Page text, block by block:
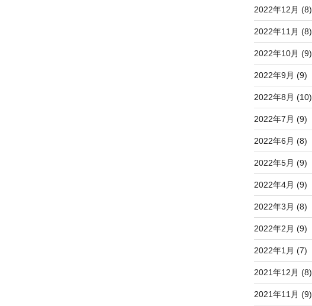
2022年12月 (8)
2022年11月 (8)
2022年10月 (9)
2022年9月 (9)
2022年8月 (10)
2022年7月 (9)
2022年6月 (8)
2022年5月 (9)
2022年4月 (9)
2022年3月 (8)
2022年2月 (9)
2022年1月 (7)
2021年12月 (8)
2021年11月 (9)